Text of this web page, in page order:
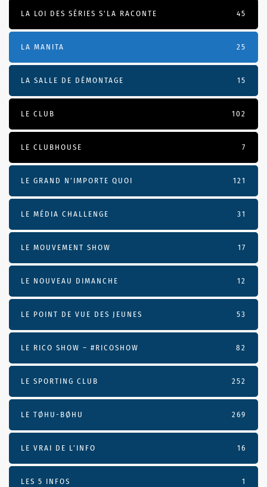
LA LOI DES SÉRIES S'LA RACONTE 45
LA MANITA 25
LA SALLE DE DÉMONTAGE 15
LE CLUB 102
LE CLUBHOUSE 7
LE GRAND N’IMPORTE QUOI 121
LE MÉDIA CHALLENGE 31
LE MOUVEMENT SHOW 17
LE NOUVEAU DIMANCHE 12
LE POINT DE VUE DES JEUNES 53
LE RICO SHOW – #RICOSHOW 82
LE SPORTING CLUB 252
LE TØHU-BØHU 269
LE VRAI DE L’INFO 16
LES 5 INFOS 1